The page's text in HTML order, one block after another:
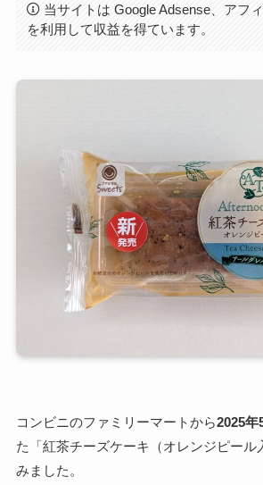
当サイトは Google Adsense、アフ
を利用して収益を得ています。
コンビニのファミリーマートから2025年
た「紅茶チーズケーキ（オレンジピール
みました。